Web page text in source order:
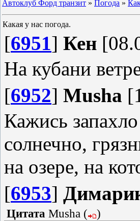
Автоклуб Форд транзит » Погода »
Какая у нас погода.
[6951] Кен
На кубани
[6952] Musha
Кажись
солнечно,
на озере, на
[6953]
Цитата Musha ( )